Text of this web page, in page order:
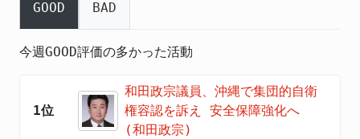
GOOD BAD
今週GOOD評価の多かった活動
1位
和田政宗議員、沖縄で集団的自衛
権容認を訴え 安全保障強化へ
(和田政宗)